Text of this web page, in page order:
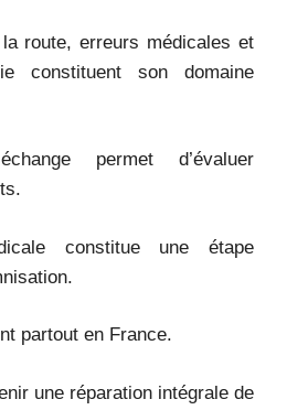
route, erreurs médicales et
constituent son domaine
permet d’évaluer
constitue une étape
partout en France.
une réparation intégrale de